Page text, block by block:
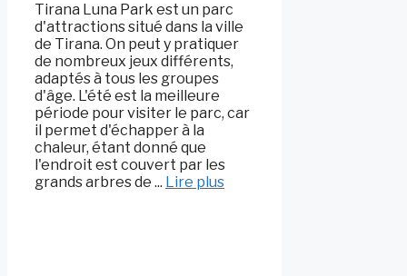
Tirana Luna Park est un parc
d'attractions situé dans la ville
de Tirana. On peut y pratiquer
de nombreux jeux différents,
adaptés à tous les groupes
d'âge. L'été est la meilleure
période pour visiter le parc, car
il permet d'échapper à la
chaleur, étant donné que
l'endroit est couvert par les
grands arbres de ... Lire plus